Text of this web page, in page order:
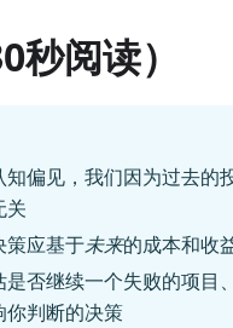
阅读）
知偏见，我们因为过去
关
策应基于未来的成本和收
是否继续一个失败的项
你判断的决策